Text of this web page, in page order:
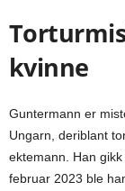
kvinne
Guntermann er
Ungarn, deriblant
ektemann. Han
februar 2023 ble